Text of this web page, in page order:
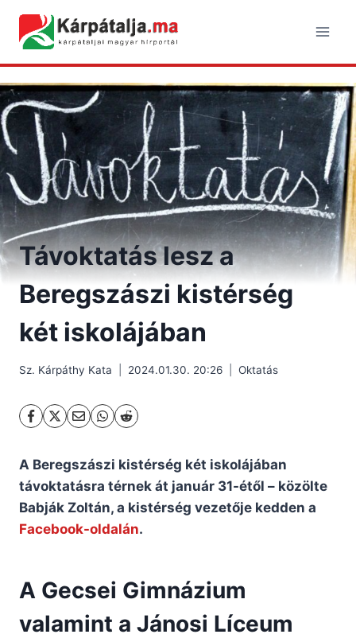
content
Távoktatás lesz a
Beregszászi kistérség
két iskolájában
Sz. Kárpáthy Kata 2024.01.30. 20:26 Oktatás
A Beregszászi kistérség két iskolájában
távoktatásra térnek át január 31-étől – közölte
Babják Zoltán, a kistérség vezetője kedden a
Facebook-oldalán.
A Gecsei Gimnázium
valamint a Jánosi Líceum